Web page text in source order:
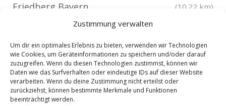
Zustimmung verwalten
Um dir ein optimales Erlebnis zu bieten, verwenden wir Technologien
wie Cookies, um Geräteinformationen zu speichern und/oder darauf
zuzugreifen. Wenn du diesen Technologien zustimmst, können wir
Daten wie das Surfverhalten oder eindeutige IDs auf dieser Website
verarbeiten. Wenn du deine Zustimmung nicht erteilst oder
zurückziehst, können bestimmte Merkmale und Funktionen
beeinträchtigt werden.
Friedberg Bayern (10.22 km)
Steindorf Paar (10.9 km)
Weichs Kreis Dachau (10.96 km)
Friedberg
Gröbenzell